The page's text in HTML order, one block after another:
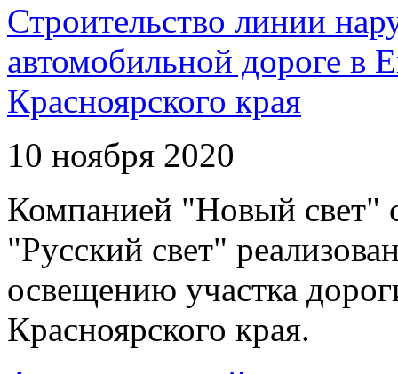
Строительство линии
автомобильной дороге в
Красноярского края
10 ноября 2020
Компанией "Новый свет"
"Русский свет"
освещению участка
Красноярского края.